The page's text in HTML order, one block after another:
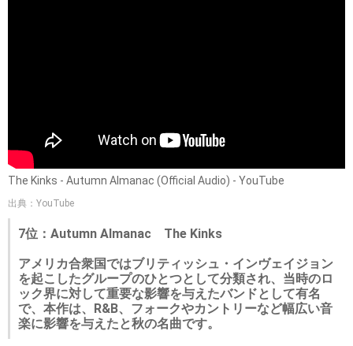
The Kinks - Autumn Almanac (Official Audio) - YouTube
出典：YouTube
7位：Autumn Almanac The Kinks
アメリカ合衆国ではブリティッシュ・インヴェイジョン
を起こしたグループのひとつとして分類され、当時のロ
ック界に対して重要な影響を与えたバンドとして有名
で、本作は、R&B、フォークやカントリーなど幅広い音
楽に影響を与えたと秋の名曲です。